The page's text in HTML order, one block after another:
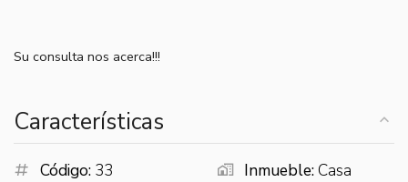
Su consulta nos acerca!!!
Características
Código: 33 Inmueble:Casa